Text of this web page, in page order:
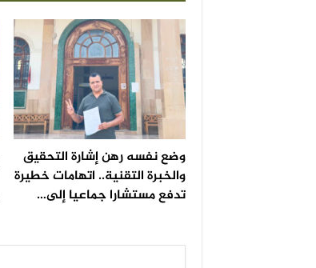
وضع نفسه رهن إشارة التحقيق
والخبرة التقنية.. اتهامات خطيرة
تدفع مستشارا جماعيا إلى…